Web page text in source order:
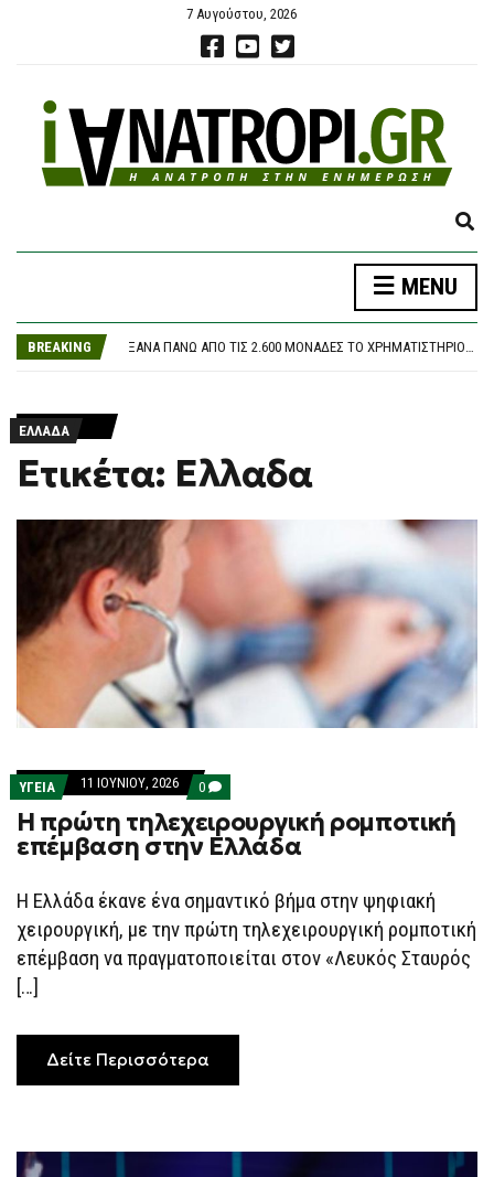
7 Αυγούστου, 2026
E
P
N
O
MENU
BREAKING
ΞΑΝΆ ΠΆΝΩ ΑΠΌ ΤΙΣ 2.600 ΜΟΝΆΔΕΣ ΤΟ ΧΡΗΜΑΤΙΣΤΉΡΙΟ ΜΕ ΕΒΔΟΜΑΔΙΑΊΑ ΚΈΡΔΗ 1,8%, ΠΟΎ ΒΡΉΚΕ ΣΤΗΡΊΓΜΑΤΑ
ΣΑΟΥΔΙΚΉ ΑΡΑΒΊΑ, ΤΟΥΡΚΊΑ ΚΑΙ ΠΑΚΙΣΤΆΝ ΥΠΈΓΡΑΨΑΝ ΣΥΜΦΩΝΊΑ ΓΙΑ ΑΜΟΙΒΑΊΑ ΆΜΥΝΑ ΚΑΘΏΣ ΚΛΙΜΑΚΏΝΕΤΑΙ Η ΑΝΑΤΑΡΑΧΉ ΣΤΗ ΜΈΣΗ ΑΝΑΤΟΛΉ
ΕΛΛΑΔΑ
Ετικέτα: Ελλαδα
ΥΓΕΙΑ 11 ΙΟΥΝΊΟΥ, 2026 0 COMMENTS
ON
Η
ΠΡΏΤΗ
ΤΗΛΕΧΕΙΡΟΥΡΓΙΚΉ
ΣΤΗΝ
ΕΛΛΆΔΑ
Η πρώτη τηλεχειρουργική ρομποτική
επέμβαση στην Ελλάδα
Η Ελλάδα έκανε ένα σημαντικό βήμα στην ψηφιακή
χειρουργική, με την πρώτη τηλεχειρουργική ρομποτική
επέμβαση να πραγματοποιείται στον «Λευκός Σταυρός
[…]
Δείτε Περισσότερα